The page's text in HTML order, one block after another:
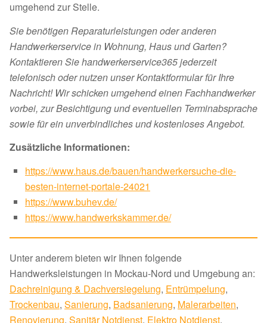
umgehend zur Stelle.
Sie benötigen Reparaturleistungen oder anderen
Handwerkerservice in Wohnung, Haus und Garten?
Kontaktieren Sie handwerkerservice365 jederzeit
telefonisch oder nutzen unser Kontaktformular für Ihre
Nachricht! Wir schicken umgehend einen Fachhandwerker
vorbei, zur Besichtigung und eventuellen Terminabsprache
sowie für ein unverbindliches und kostenloses Angebot.
Zusätzliche Informationen:
https://www.haus.de/bauen/handwerkersuche-die-
besten-internet-portale-24021
https://www.buhev.de/
https://www.handwerkskammer.de/
Unter anderem bieten wir Ihnen folgende
Handwerksleistungen in Mockau-Nord und Umgebung an:
Dachreinigung & Dachversiegelung, Entrümpelung,
Trockenbau, Sanierung, Badsanierung, Malerarbeiten,
Renovierung, Sanitär Notdienst, Elektro Notdienst,